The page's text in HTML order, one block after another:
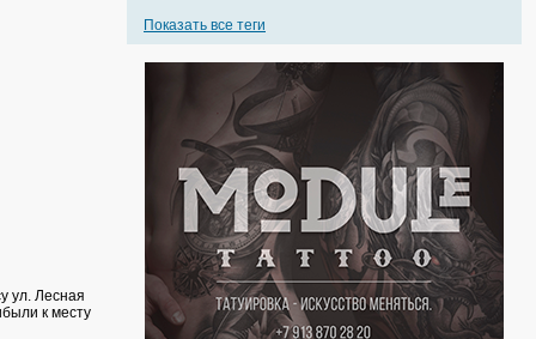
ул. Лесная
к месту
Показать все теги